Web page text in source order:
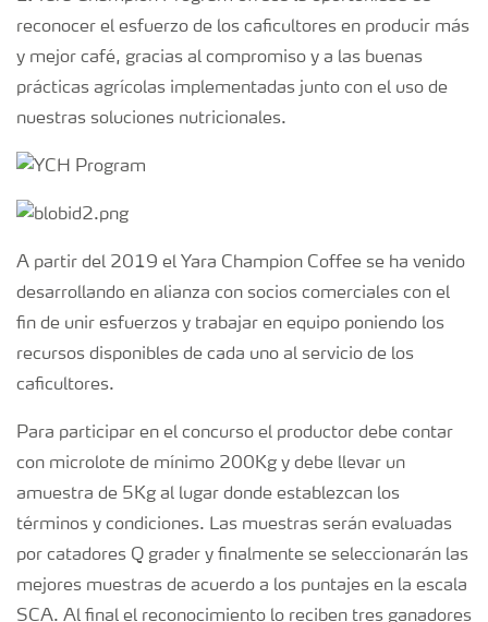
Deficiencias
reconocer el esfuerzo de los caficultores en producir más
y mejor café, gracias al compromiso y a las buenas
prácticas agrícolas implementadas junto con el uso de
nuestras soluciones nutricionales.
A partir del 2019 el Yara Champion Coffee se ha venido
desarrollando en alianza con socios comerciales con el
fin de unir esfuerzos y trabajar en equipo poniendo los
recursos disponibles de cada uno al servicio de los
caficultores.
Para participar en el concurso el productor debe contar
con microlote de mínimo 200Kg y debe llevar un
amuestra de 5Kg al lugar donde establezcan los
términos y condiciones. Las muestras serán evaluadas
por catadores Q grader y finalmente se seleccionarán las
mejores muestras de acuerdo a los puntajes en la escala
SCA. Al final el reconocimiento lo reciben tres ganadores